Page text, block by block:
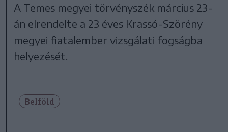
A Temes megyei törvényszék március 23-
án elrendelte a 23 éves Krassó-Szörény
megyei fiatalember vizsgálati fogságba
helyezését.
Belföld